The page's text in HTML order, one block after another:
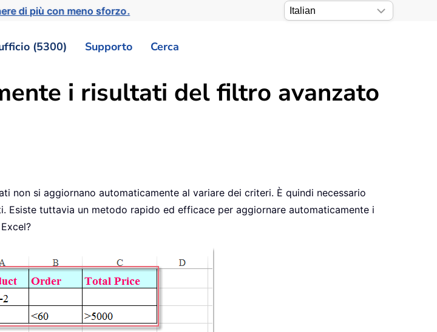
di più con meno sforzo.
(5300) Supporto Cerca
i risultati del filtro avanzato
non si aggiornano automaticamente al variare dei criteri. È quindi necessario
Esiste tuttavia un metodo rapido ed efficace per aggiornare automaticamente i